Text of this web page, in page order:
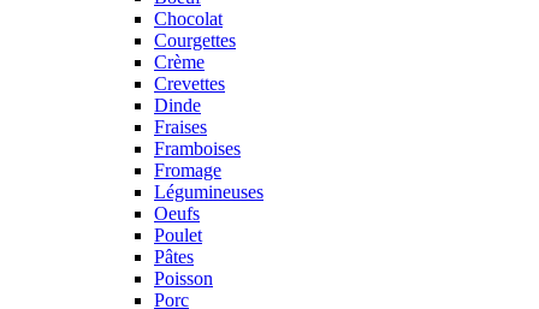
Chocolat
Courgettes
Crème
Crevettes
Dinde
Fraises
Framboises
Fromage
Légumineuses
Oeufs
Poulet
Pâtes
Poisson
Porc